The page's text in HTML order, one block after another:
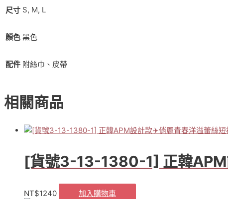
性
規
則
絲
寧
裙
尺寸 S, M, L
顏色 黑色
配件 附絲巾、皮帶
相關商品
[貨號3-13-1380-1] 正韓
NT$1240 加入購物車